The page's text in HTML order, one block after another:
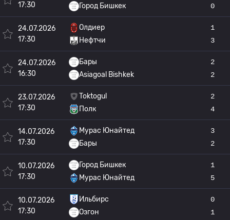
17:30
Город Бишкек
0
24.07.2026
17:30
Олдиер
Нефтчи
1
3
24.07.2026
16:30
Бары
Asiagoal Bishkek
2
2
23.07.2026
17:30
Toktogul
Полк
2
4
14.07.2026
17:30
Мурас Юнайтед
Бары
3
2
10.07.2026
17:30
Город Бишкек
Мурас Юнайтед
1
5
10.07.2026
17:30
Ильбирс
Озгон
0
1